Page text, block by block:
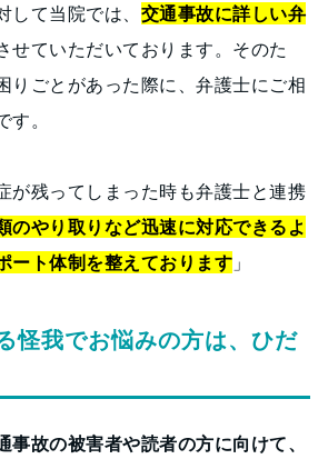
して当院では、 交通事故に詳しい弁
せていただいております。そのた
りごとがあった際に、弁護士にご相
。
が残ってしまった時も弁護士と連携
のやり取りなど迅速に対応できるよ
ート体制を整えております 」
怪我でお悩みの方は、ひだ
故の被害者や読者の方に向けて、